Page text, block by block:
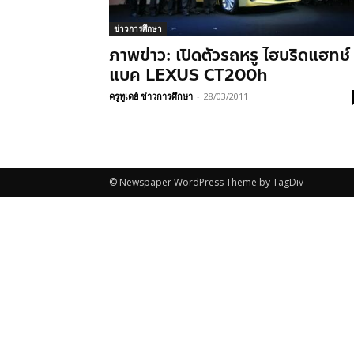
ข่าวการศึกษา
ภาพข่าว: เปิดตัวรถหรู ไฮบริดแฮทช์
แบค LEXUS CT200h
ครูทูเดย์ ข่าวการศึกษา - 28/03/2011
© Newspaper WordPress Theme by TagDiv